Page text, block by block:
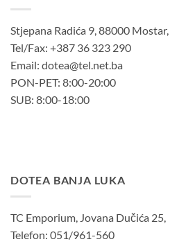
Stjepana Radića 9, 88000 Mostar,
Tel/Fax: +387 36 323 290
Email: dotea@tel.net.ba
PON-PET: 8:00-20:00
SUB: 8:00-18:00
DOTEA BANJA LUKA
TC Emporium, Jovana Dučića 25,
Telefon: 051/961-560